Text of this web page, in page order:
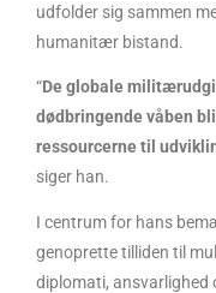
udfolder sig sammen
humanitær bistand.
“De globale
dødbringende våben
ressourcerne til
siger han.
I centrum for hans
genoprette tilliden til
diplomati, ansvarlighed